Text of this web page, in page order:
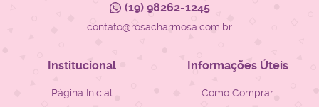
(19)98262-1245
contato@rosacharmosa.com.br
Institucional
Página Inicial
Informações Úteis
Como Comprar